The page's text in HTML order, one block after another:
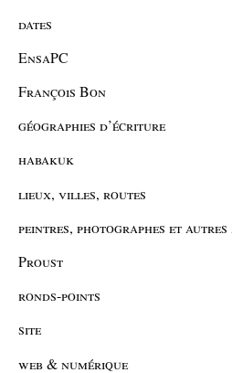
dates
EnsaPC
François Bon
géographies d’écriture
habakuk
lieux, villes, routes
peintres, photographes et
Proust
ronds-points
site
web & numérique